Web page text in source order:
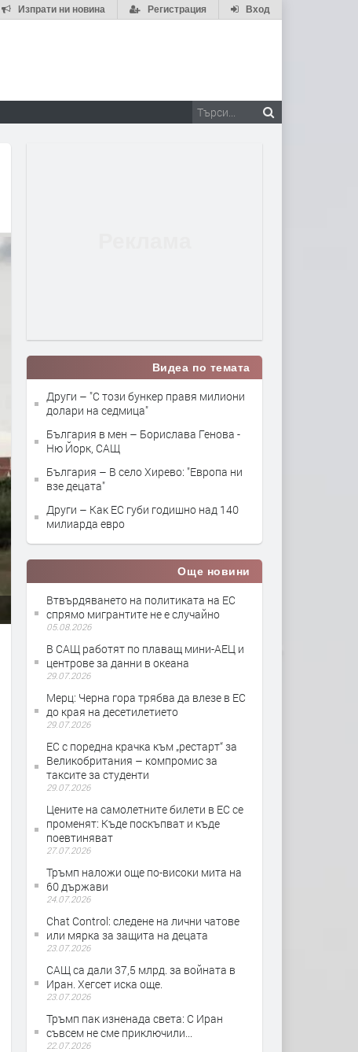
Вход
Регистрация
Изпрати ни новина
Видеа по темата
Други – "С този бункер правя милиони
долари на седмица"
България в мен – Борислава Генова -
Ню Йорк, САЩ
България – В село Хирево: "Европа ни
взе децата"
Други – Как ЕС губи годишно над 140
милиарда евро
Още новини
Втвърдяването на политиката на ЕС
спрямо мигрантите не е случайно
05.08.2026
В САЩ работят по плаващ мини-АЕЦ и
центрове за данни в океана
29.07.2026
Мерц: Черна гора трябва да влезе в ЕС
до края на десетилетието
29.07.2026
ЕС с поредна крачка към „рестарт“ за
Великобритания – компромис за
таксите за студенти
29.07.2026
Цените на самолетните билети в ЕС се
променят: Къде поскъпват и къде
поевтиняват
27.07.2026
Тръмп наложи още по-високи мита на
60 държави
24.07.2026
Chat Control: следене на лични чатове
или мярка за защита на децата
23.07.2026
САЩ са дали 37,5 млрд. за войната в
Иран. Хегсет иска още.
23.07.2026
Тръмп пак изненада света: С Иран
съвсем не сме приключили...
22.07.2026